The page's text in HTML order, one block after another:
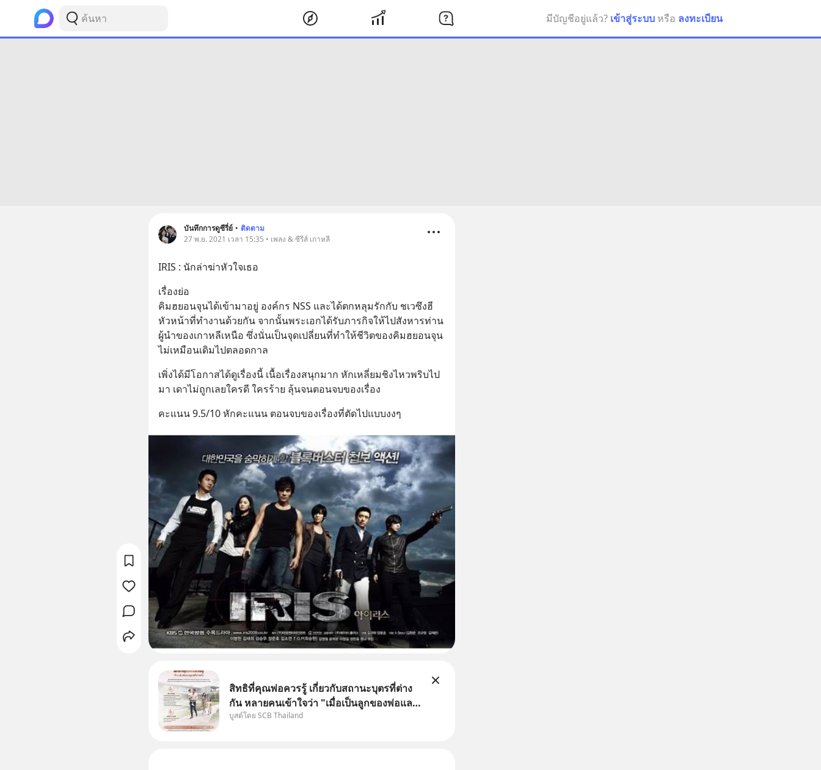
มีบัญชีอยู่แล้ว? เข้าสู่ระบบ หรือ ลงทะเบียน
บันทึกการดูซีรี่ย์ • ติดตาม
27 พ.ย. 2021 เวลา 15:35 • เพลง & ซีรีส์ เกาหลี
IRIS : นักล่าฆ่าหัวใจเธอ
เรื่องย่อ
คิมฮยอนจุนได้เข้ามาอยู่ องค์กร NSS และได้ตกหลุมรักกับ ชเวซึงฮี
หัวหน้าที่ทำงานด้วยกัน จากนั้นพระเอกได้รับภารกิจให้ไปสังหารท่าน
ผู้นำของเกาหลีเหนือ ซึ่งนั่นเป็นจุดเปลี่ยนที่ทำให้ชีวิตของคิมฮยอนจุน
ไม่เหมือนเดิมไปตลอดกาล
เพิ่งได้มีโอกาสได้ดูเรื่องนี้ เนื้อเรื่องสนุกมาก หักเหลี่ยมชิงไหวพริบไป
มา เดาไม่ถูกเลยใครดี ใครร้าย ลุ้นจนตอนจบของเรื่อง
คะแนน 9.5/10 หักคะแนน ตอนจบของเรื่องที่ตัดไปแบบงงๆ
สิทธิที่คุณพ่อควรรู้ เกี่ยวกับสถานะบุตรที่ต่าง
กัน หลายคนเข้าใจว่า "เมื่อเป็นลูกของพ่อและ
แม่ ก็ย่อมเป็นบุตรชอบด้วยกฎหมายของทั้ง
บูสต์โดย SCB Thailand